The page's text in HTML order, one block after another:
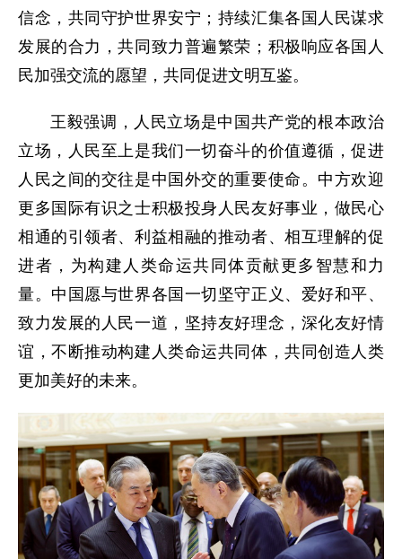
信念，共同守护世界安宁；持续汇集各国人民谋求
发展的合力，共同致力普遍繁荣；积极响应各国人
民加强交流的愿望，共同促进文明互鉴。
王毅强调，人民立场是中国共产党的根本政治
立场，人民至上是我们一切奋斗的价值遵循，促进
人民之间的交往是中国外交的重要使命。中方欢迎
更多国际有识之士积极投身人民友好事业，做民心
相通的引领者、利益相融的推动者、相互理解的促
进者，为构建人类命运共同体贡献更多智慧和力
量。中国愿与世界各国一切坚守正义、爱好和平、
致力发展的人民一道，坚持友好理念，深化友好情
谊，不断推动构建人类命运共同体，共同创造人类
更加美好的未来。